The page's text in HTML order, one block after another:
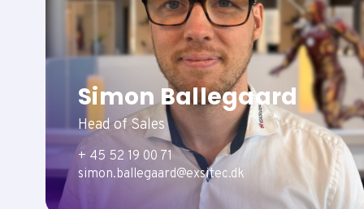
Simon Ballegaard
Head of Sales
+ 45 52 19 00 71
simon.ballegaard@exsitec.dk